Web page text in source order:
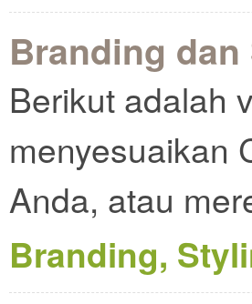
Branding
Berikut adalah
menyesuaikan
Anda, atau
Branding,